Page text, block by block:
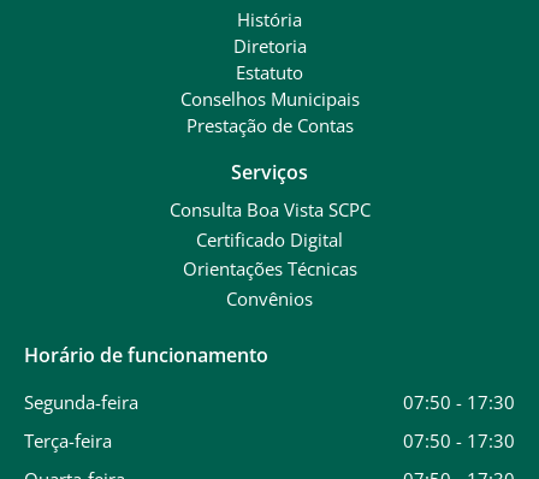
História
Diretoria
Estatuto
Conselhos Municipais
Prestação de Contas
Serviços
Consulta Boa Vista SCPC
Certificado Digital
Orientações Técnicas
Convênios
Horário de funcionamento
Segunda-feira
07:50 - 17:30
Terça-feira
07:50 - 17:30